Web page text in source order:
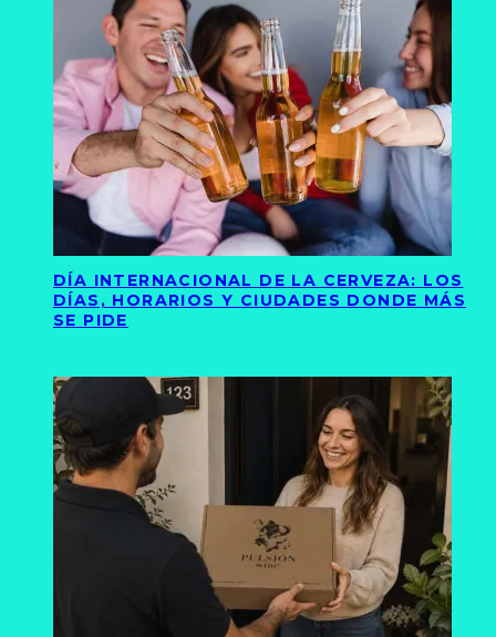
DÍA INTERNACIONAL DE LA CERVEZA: LOS
DÍAS, HORARIOS Y CIUDADES DONDE MÁS
SE PIDE